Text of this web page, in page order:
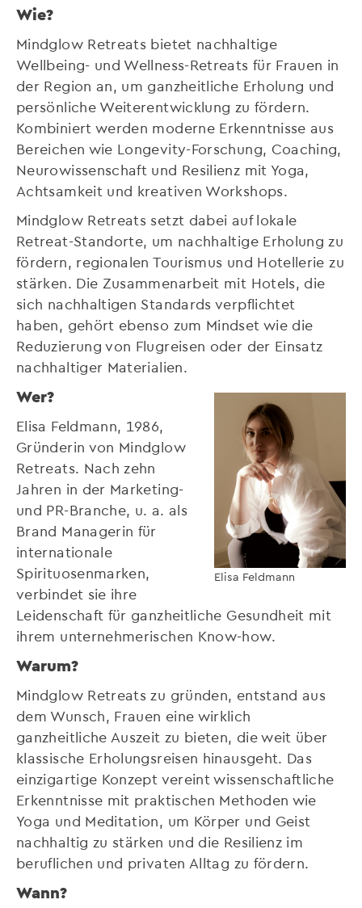
Wie?
Mindglow Retreats bietet nachhaltige
Wellbeing- und Wellness-Retreats für Frauen in
der Region an, um ganzheitliche Erholung und
persönliche Weiterentwicklung zu fördern.
Kombiniert werden moderne Erkenntnisse aus
Bereichen wie Longevity-Forschung, Coaching,
Neurowissenschaft und Resilienz mit Yoga,
Achtsamkeit und kreativen Workshops.
Mindglow Retreats setzt dabei auf lokale
Retreat-Standorte, um nachhaltige Erholung zu
fördern, regionalen Tourismus und Hotellerie zu
stärken. Die Zusammenarbeit mit Hotels, die
sich nachhaltigen Standards verpflichtet
haben, gehört ebenso zum Mindset wie die
Reduzierung von Flugreisen oder der Einsatz
nachhaltiger Materialien.
Elisa Feldmann
Wer?
Elisa Feldmann, 1986,
Gründerin von Mindglow
Retreats. Nach zehn
Jahren in der Marketing-
und PR-Branche, u. a. als
Brand Managerin für
internationale
Spirituosenmarken,
verbindet sie ihre
Leidenschaft für ganzheitliche Gesundheit mit
ihrem unternehmerischen Know-how.
Warum?
Mindglow Retreats zu gründen, entstand aus
dem Wunsch, Frauen eine wirklich
ganzheitliche Auszeit zu bieten, die weit über
klassische Erholungsreisen hinausgeht. Das
einzigartige Konzept vereint wissenschaftliche
Erkenntnisse mit praktischen Methoden wie
Yoga und Meditation, um Körper und Geist
nachhaltig zu stärken und die Resilienz im
beruflichen und privaten Alltag zu fördern.
Wann?